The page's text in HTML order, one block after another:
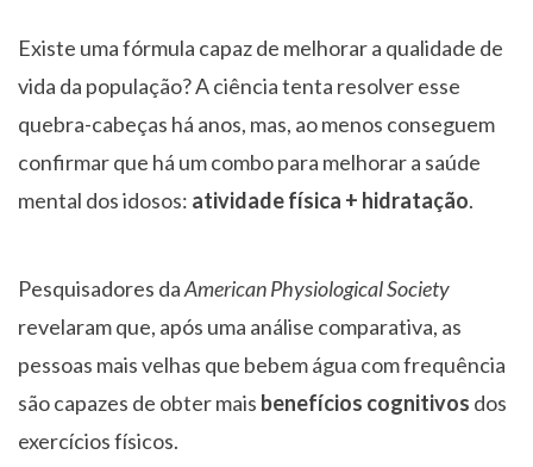
Existe uma fórmula capaz de melhorar a qualidade de
vida da população? A ciência tenta resolver esse
quebra-cabeças há anos, mas, ao menos conseguem
confirmar que há um combo para melhorar a saúde
mental dos idosos: atividade física + hidratação.
Pesquisadores daAmerican Physiological Society
revelaram que, após uma análise comparativa, as
pessoas mais velhas que bebem água com frequência
são capazes de obter mais benefícios cognitivos dos
exercícios físicos.